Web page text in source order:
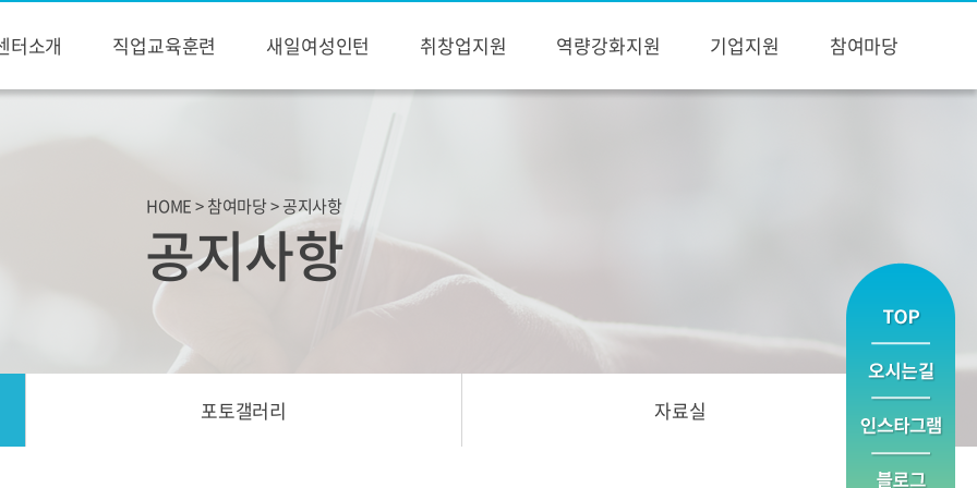
터소개 직업교육훈련 새일여성인턴 취창업지원 역량강화지원 기업지원 참여마당
HOME > 참여마당 > 공지사항
공지사항
포토갤러리 자료실